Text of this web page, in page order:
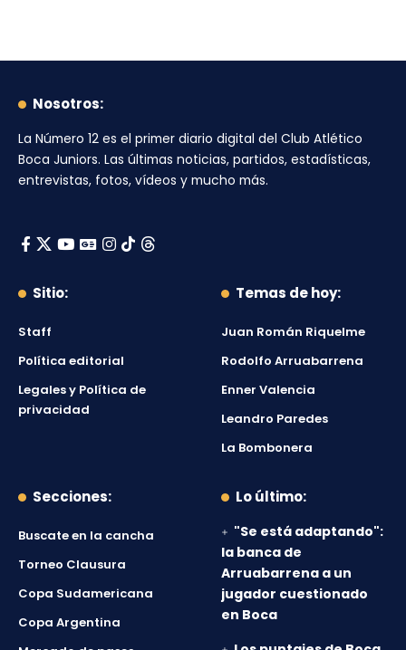
Nosotros:
La Número 12 es el primer diario digital del Club Atlético
Boca Juniors. Las últimas noticias, partidos, estadísticas,
entrevistas, fotos, vídeos y mucho más.
Sitio:
Staff
Política editorial
Legales y Política de
privacidad
Temas de hoy:
Juan Román Riquelme
Rodolfo Arruabarrena
Enner Valencia
Leandro Paredes
La Bombonera
Secciones:
Buscate en la cancha
Torneo Clausura
Copa Sudamericana
Copa Argentina
Lo último:
"Se está adaptando":
la banca de
Arruabarrena a un
jugador cuestionado
en Boca